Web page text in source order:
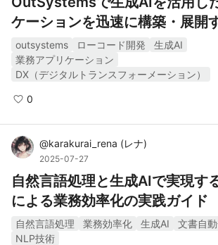
ケーションを迅速に構築・展開
バイステップガイド
outsystems ローコード開発
生成AI
業務アプリケーション
DX（デジタルトランスフォーメーション）
0
@karakurai_rena (レナ)
2025-07-27
自然言語処理と生成AIで実現す
による業務効率化の実践ガイド
自然言語処理 業務効率化 生成AI
文書自
NLP技術